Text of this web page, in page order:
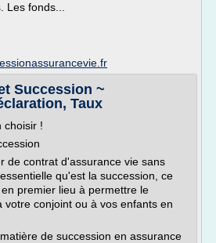
Les fonds...
Succession ~
Taux
choisir !
de contrat d'assurance vie sans
qu'est la succession, ce
premier lieu à permettre le
votre conjoint ou à vos enfants en
de succession en assurance